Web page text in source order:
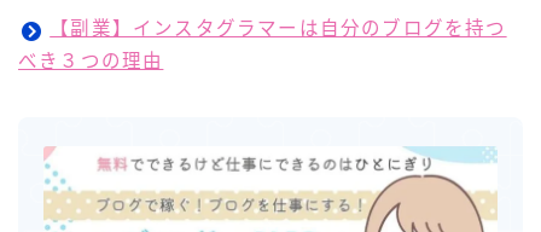
【副業】インスタグラマーは自分のブログを持つ
べき３つの理由